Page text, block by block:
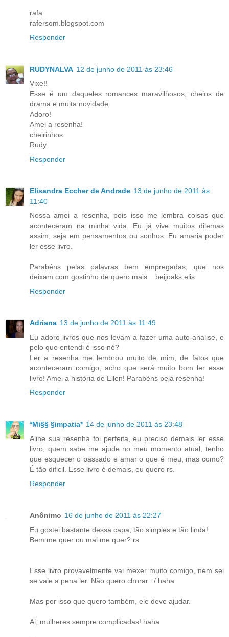
rafa
rafersom.blogspot.com
Responder
RUDYNALVA 12 de junho de 2011 às 23:46
Vixe!!
Esse é um daqueles romances maravilhosos, cheios de
drama e muita novidade.
Adoro!
Amei a resenha!
cheirinhos
Rudy
Responder
Elisandra Eccher de Andrade 13 de junho de 2011 às
11:40
Nossa amei a resenha, pois isso me lembra coisas que
aconteceram na minha vida. Eu já vive muitos dilemas
assim, seja em pensamentos ou sonhos. Eu amaria poder
ler esse livro.
Parabéns pelas palavras bem empregadas, que nos
deixam com gostinho de quero mais....beijoaks elis
Responder
Adriana 13 de junho de 2011 às 11:49
Eu adoro livros que nos levam a fazer uma auto-análise, e
pelo que entendi é isso né?
Ler a resenha me lembrou muito de mim, de fatos que
aconteceram comigo, acho que será muito bom ler esse
livro! Amei a história de Ellen! Parabéns pela resenha!
Responder
*Mi§§ §impatia* 14 de junho de 2011 às 23:48
Aline sua resenha foi perfeita, eu preciso demais ler esse
livro, quem sabe me ajude no meu momento atual, tenho
que esquecer o passado e amar o que é meu, mas como?
É tão dificil. Esse livro é demais, eu quero rs.
Responder
Anônimo 16 de junho de 2011 às 22:27
Eu gostei bastante dessa capa, tão simples e tão linda!
Bem me quer ou mal me quer? rs
Esse livro provavelmente vai mexer muito comigo, nem sei
se vale a pena ler. Não quero chorar. :/ haha
Mas por isso que quero também, ele deve ajudar.
Ai, mulheres sempre complicadas! haha